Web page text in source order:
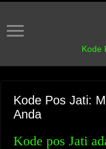
Kode
Kode Pos Jati:
Anda
Kode pos Jati